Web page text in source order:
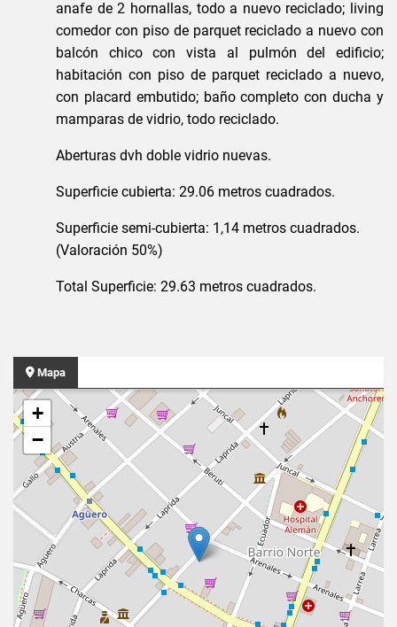
anafe de 2 hornallas, todo a nuevo reciclado; living
comedor con piso de parquet reciclado a nuevo con
balcón chico con vista al pulmón del edificio;
habitación con piso de parquet reciclado a nuevo,
con placard embutido; baño completo con ducha y
mamparas de vidrio, todo reciclado.
Aberturas dvh doble vidrio nuevas.
Superficie cubierta: 29.06 metros cuadrados.
Superficie semi-cubierta: 1,14 metros cuadrados.
(Valoración 50%)
Total Superficie: 29.63 metros cuadrados.
Mapa
+
−